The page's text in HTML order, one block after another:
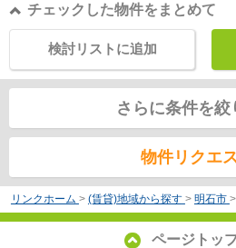
チェックした物件をまとめて
検討リストに追加
さらに条件を絞
物件リクエ
リンクホーム > (賃貸)地域から探す > 明石市 >
ページトッ